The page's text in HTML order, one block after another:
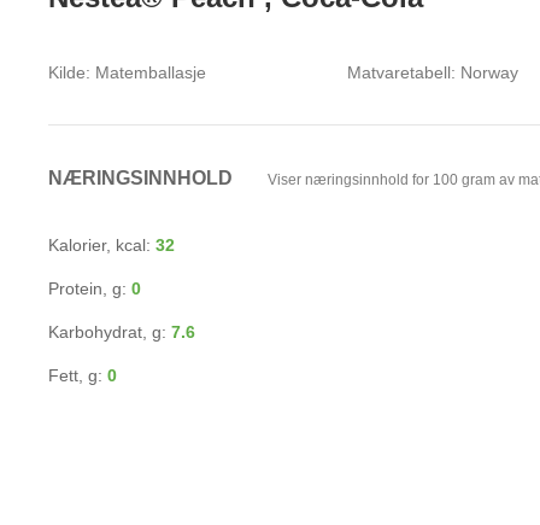
Kilde: Matemballasje Matvaretabell: Norway
NÆRINGSINNHOLD Viser næringsinnhold for 100 gram av
Kalorier, kcal: 32
Protein, g: 0
Karbohydrat, g: 7.6
Fett, g: 0